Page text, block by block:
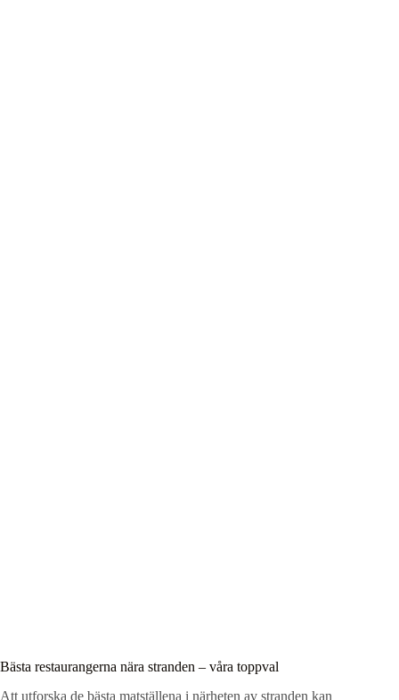
Bästa restaurangerna nära stranden – våra toppval
Att utforska de bästa matställena i närheten av stranden kan